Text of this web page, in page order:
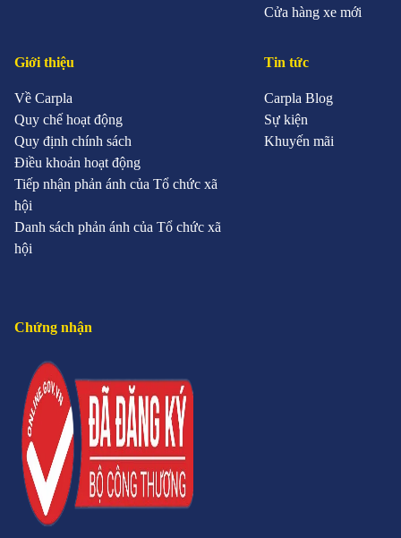
Cửa hàng xe mới
Giới thiệu
Về Carpla
Quy chế hoạt động
Quy định chính sách
Điều khoản hoạt động
Tiếp nhận phản ánh của Tổ chức xã
hội
Danh sách phản ánh của Tổ chức xã
hội
Tin tức
Carpla Blog
Sự kiện
Khuyến mãi
Chứng nhận